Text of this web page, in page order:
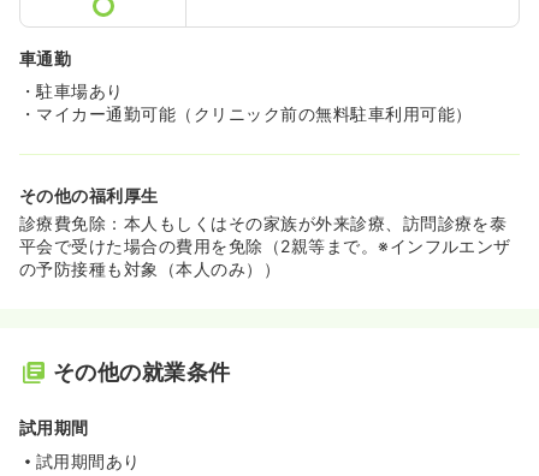
車通勤
・駐車場あり
・マイカー通勤可能（クリニック前の無料駐車利用可能）
その他の福利厚生
診療費免除：本人もしくはその家族が外来診療、訪問診療を泰
平会で受けた場合の費用を免除（2親等まで。※インフルエンザ
の予防接種も対象（本人のみ））
その他の就業条件
試用期間
試用期間あり